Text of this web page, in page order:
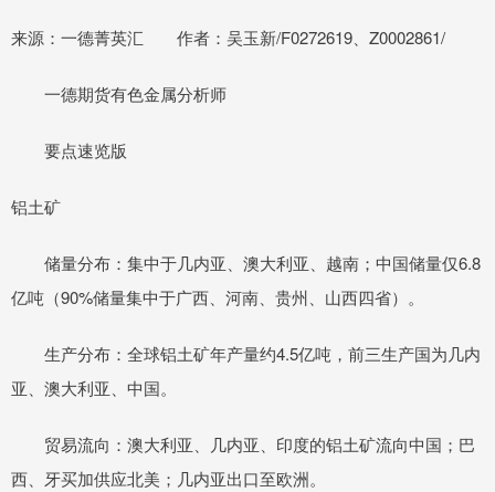
来源：一德菁英汇 作者：吴玉新/F0272619、Z0002861/
一德期货有色金属分析师
要点速览版
铝土矿
储量分布：集中于几内亚、澳大利亚、越南；中国储量仅6.8
亿吨（90%储量集中于广西、河南、贵州、山西四省）。
生产分布：全球铝土矿年产量约4.5亿吨，前三生产国为几内
亚、澳大利亚、中国。
贸易流向：澳大利亚、几内亚、印度的铝土矿流向中国；巴
西、牙买加供应北美；几内亚出口至欧洲。